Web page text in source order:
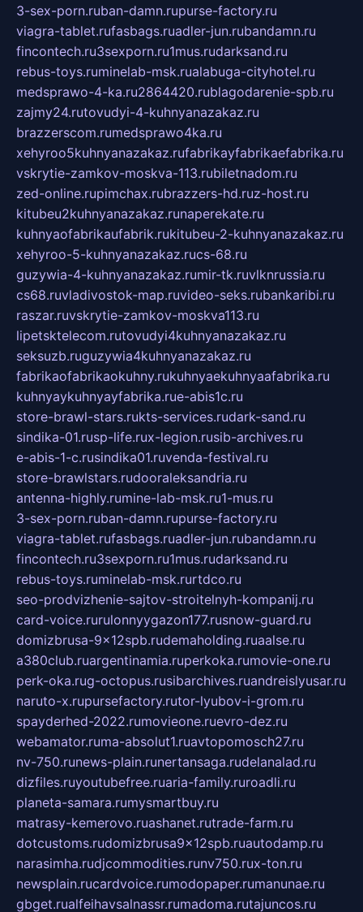
3-sex-porn.ruban-damn.rupurse-factory.ru
viagra-tablet.rufasbags.ruadler-jun.rubandamn.ru
fincontech.ru3sexporn.ru1mus.rudarksand.ru
rebus-toys.ruminelab-msk.rualabuga-cityhotel.ru
medsprawo-4-ka.ru2864420.rublagodarenie-spb.ru
zajmy24.rutovudyi-4-kuhnyanazakaz.ru
brazzerscom.rumedsprawo4ka.ru
xehyroo5kuhnyanazakaz.rufabrikayfabrikaefabrika.ru
vskrytie-zamkov-moskva-113.rubiletnadom.ru
zed-online.rupimchax.rubrazzers-hd.ruz-host.ru
kitubeu2kuhnyanazakaz.runaperekate.ru
kuhnyaofabrikaufabrik.rukitubeu-2-kuhnyanazakaz.ru
xehyroo-5-kuhnyanazakaz.rucs-68.ru
guzywia-4-kuhnyanazakaz.rumir-tk.ruvlknrussia.ru
cs68.ruvladivostok-map.ruvideo-seks.rubankaribi.ru
raszar.ruvskrytie-zamkov-moskva113.ru
lipetsktelecom.rutovudyi4kuhnyanazakaz.ru
seksuzb.ruguzywia4kuhnyanazakaz.ru
fabrikaofabrikaokuhny.rukuhnyaekuhnyaafabrika.ru
kuhnyaykuhnyayfabrika.rue-abis1c.ru
store-brawl-stars.rukts-services.rudark-sand.ru
sindika-01.rusp-life.rux-legion.rusib-archives.ru
e-abis-1-c.rusindika01.ruvenda-festival.ru
store-brawlstars.rudooraleksandria.ru
antenna-highly.rumine-lab-msk.ru1-mus.ru
3-sex-porn.ruban-damn.rupurse-factory.ru
viagra-tablet.rufasbags.ruadler-jun.rubandamn.ru
fincontech.ru3sexporn.ru1mus.rudarksand.ru
rebus-toys.ruminelab-msk.rurtdco.ru
seo-prodvizhenie-sajtov-stroitelnyh-kompanij.ru
card-voice.rurulonnyygazon177.rusnow-guard.ru
domizbrusa-9x12spb.rudemaholding.ruaalse.ru
a380club.ruargentinamia.ruperkoka.rumovie-one.ru
perk-oka.rug-octopus.rusibarchives.ruandreislyusar.ru
naruto-x.rupursefactory.rutor-lyubov-i-grom.ru
spayderhed-2022.rumovieone.ruevro-dez.ru
webamator.ruma-absolut1.ruavtopomosch27.ru
nv-750.runews-plain.runertansaga.rudelanalad.ru
dizfiles.ruyoutubefree.ruaria-family.ruroadli.ru
planeta-samara.rumysmartbuy.ru
matrasy-kemerovo.ruashanet.rutrade-farm.ru
dotcustoms.rudomizbrusa9x12spb.ruautodamp.ru
narasimha.rudjcommodities.runv750.rux-ton.ru
newsplain.rucardvoice.rumodopaper.rumanunae.ru
gbget.rualfeihavsalnassr.rumadoma.rutajuncos.ru